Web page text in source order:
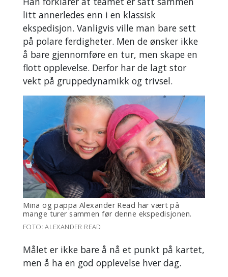
litt annerledes enn i en klassisk
ekspedisjon. Vanligvis ville man bare sett
på polare ferdigheter. Men de ønsker ikke
å bare gjennomføre en tur, men skape en
flott opplevelse. Derfor har de lagt stor
vekt på gruppedynamikk og trivsel.
Mina og pappa Alexander Read har vært på
mange turer sammen før denne ekspedisjonen.
FOTO: ALEXANDER READ
Målet er ikke bare å nå et punkt på kartet,
men å ha en god opplevelse hver dag.